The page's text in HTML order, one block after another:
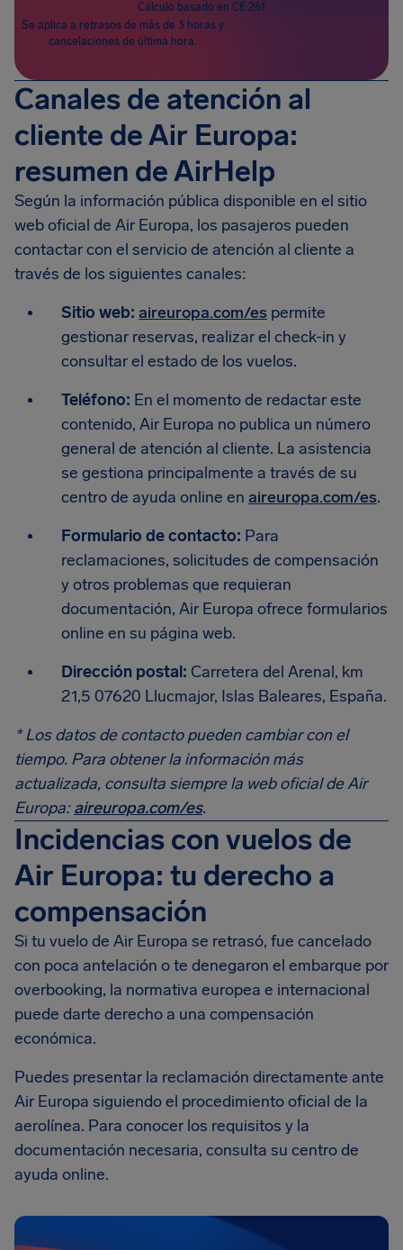
Cálculo basado en CE 261
Se aplica a retrasos de más de 3 horas y
cancelaciones de última hora.
Canales de atención al
cliente de Air Europa:
resumen de AirHelp
Según la información pública disponible en el sitio
web oficial de Air Europa, los pasajeros pueden
contactar con el servicio de atención al cliente a
través de los siguientes canales:
Sitio web: aireuropa.com/es permite
gestionar reservas, realizar el check-in y
consultar el estado de los vuelos.
Teléfono: En el momento de redactar este
contenido, Air Europa no publica un número
general de atención al cliente. La asistencia
se gestiona principalmente a través de su
centro de ayuda online en aireuropa.com/es.
Formulario de contacto: Para
reclamaciones, solicitudes de compensación
y otros problemas que requieran
documentación, Air Europa ofrece formularios
online en su página web.
Dirección postal: Carretera del Arenal, km
21,5 07620 Llucmajor, Islas Baleares, España.
* Los datos de contacto pueden cambiar con el
tiempo. Para obtener la información más
actualizada, consulta siempre la web oficial de Air
Europa:aireuropa.com/es.
Incidencias con vuelos de
Air Europa: tu derecho a
compensación
Si tu vuelo de Air Europa se retrasó, fue cancelado
con poca antelación o te denegaron el embarque por
overbooking, la normativa europea e internacional
puede darte derecho a una compensación
económica.
Puedes presentar la reclamación directamente ante
Air Europa siguiendo el procedimiento oficial de la
aerolínea. Para conocer los requisitos y la
documentación necesaria, consulta su centro de
ayuda online.